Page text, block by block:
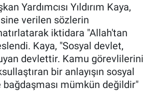
Yardımcısı Yıldırım Kaya,
verilen sözlerin
iktidara "Allah'tan
Kaya, "Sosyal devlet,
devlettir. Kamu görevlilerini
bir anlayışın sosyal
mümkün değildir"